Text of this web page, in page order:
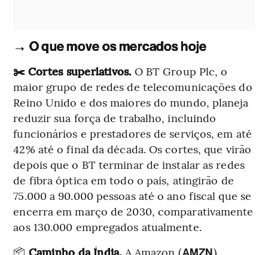
→ O que move os mercados hoje
✂️ Cortes superlativos. O BT Group Plc, o
maior grupo de redes de telecomunicações do
Reino Unido e dos maiores do mundo, planeja
reduzir sua força de trabalho, incluindo
funcionários e prestadores de serviços, em até
42% até o final da década. Os cortes, que virão
depois que o BT terminar de instalar as redes
de fibra óptica em todo o país, atingirão de
75.000 a 90.000 pessoas até o ano fiscal que se
encerra em março de 2030, comparativamente
aos 130.000 empregados atualmente.
📦 Caminho da Índia. A Amazon (AMZN)